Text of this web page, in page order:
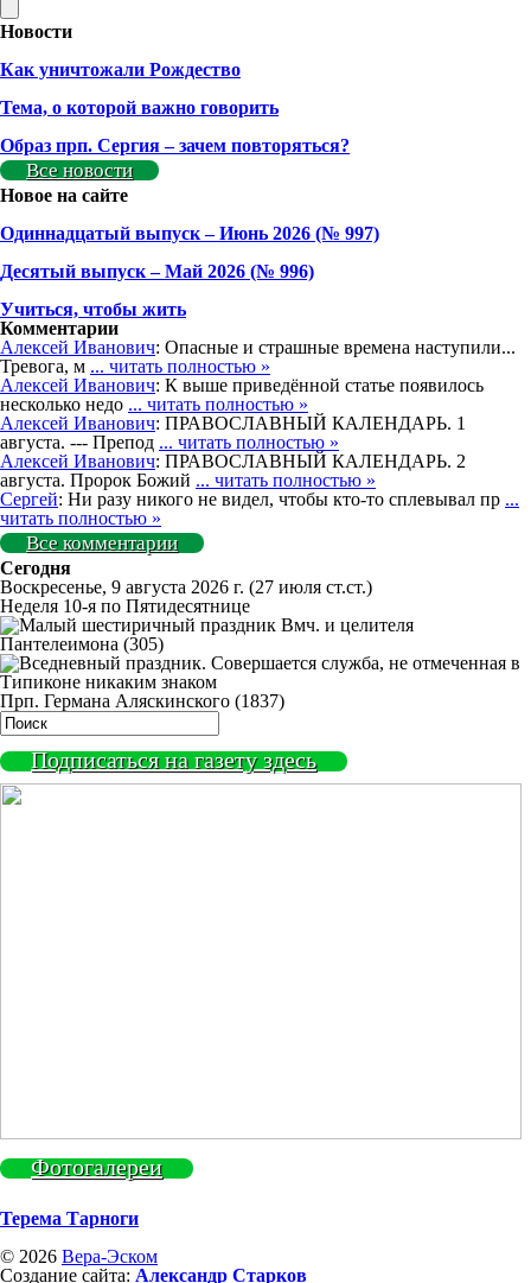
Новости
Как уничтожали Рождество
Тема, о которой важно говорить
Образ прп. Сергия – зачем повторяться?
Все новости
Новое на сайте
Одиннадцатый выпуск – Июнь 2026 (№ 997)
Деcятый выпуск – Май 2026 (№ 996)
Учиться, чтобы жить
Комментарии
Алексей Иванович: Опасные и страшные времена наступили...
Тревога, м ... читать полностью »
Алексей Иванович: К выше приведённой статье появилось
несколько недо ... читать полностью »
Алексей Иванович: ПРАВОСЛАВНЫЙ КАЛЕНДАРЬ. 1
августа. --- Препод ... читать полностью »
Алексей Иванович: ПРАВОСЛАВНЫЙ КАЛЕНДАРЬ. 2
августа. Пророк Божий ... читать полностью »
Сергей: Ни разу никого не видел, чтобы кто-то сплевывал пр ...
читать полностью »
Все комментарии
Сегодня
Воскресенье, 9 августа 2026 г. (27 июля ст.ст.)
Неделя 10-я по Пятидесятнице
Вмч. и целителя
Пантелеимона (305)
Прп. Германа Аляскинского (1837)
Подписаться на газету здесь
Фотогалереи
Терема Тарноги
© 2026 Вера-Эском
Создание сайта: Александр Старков